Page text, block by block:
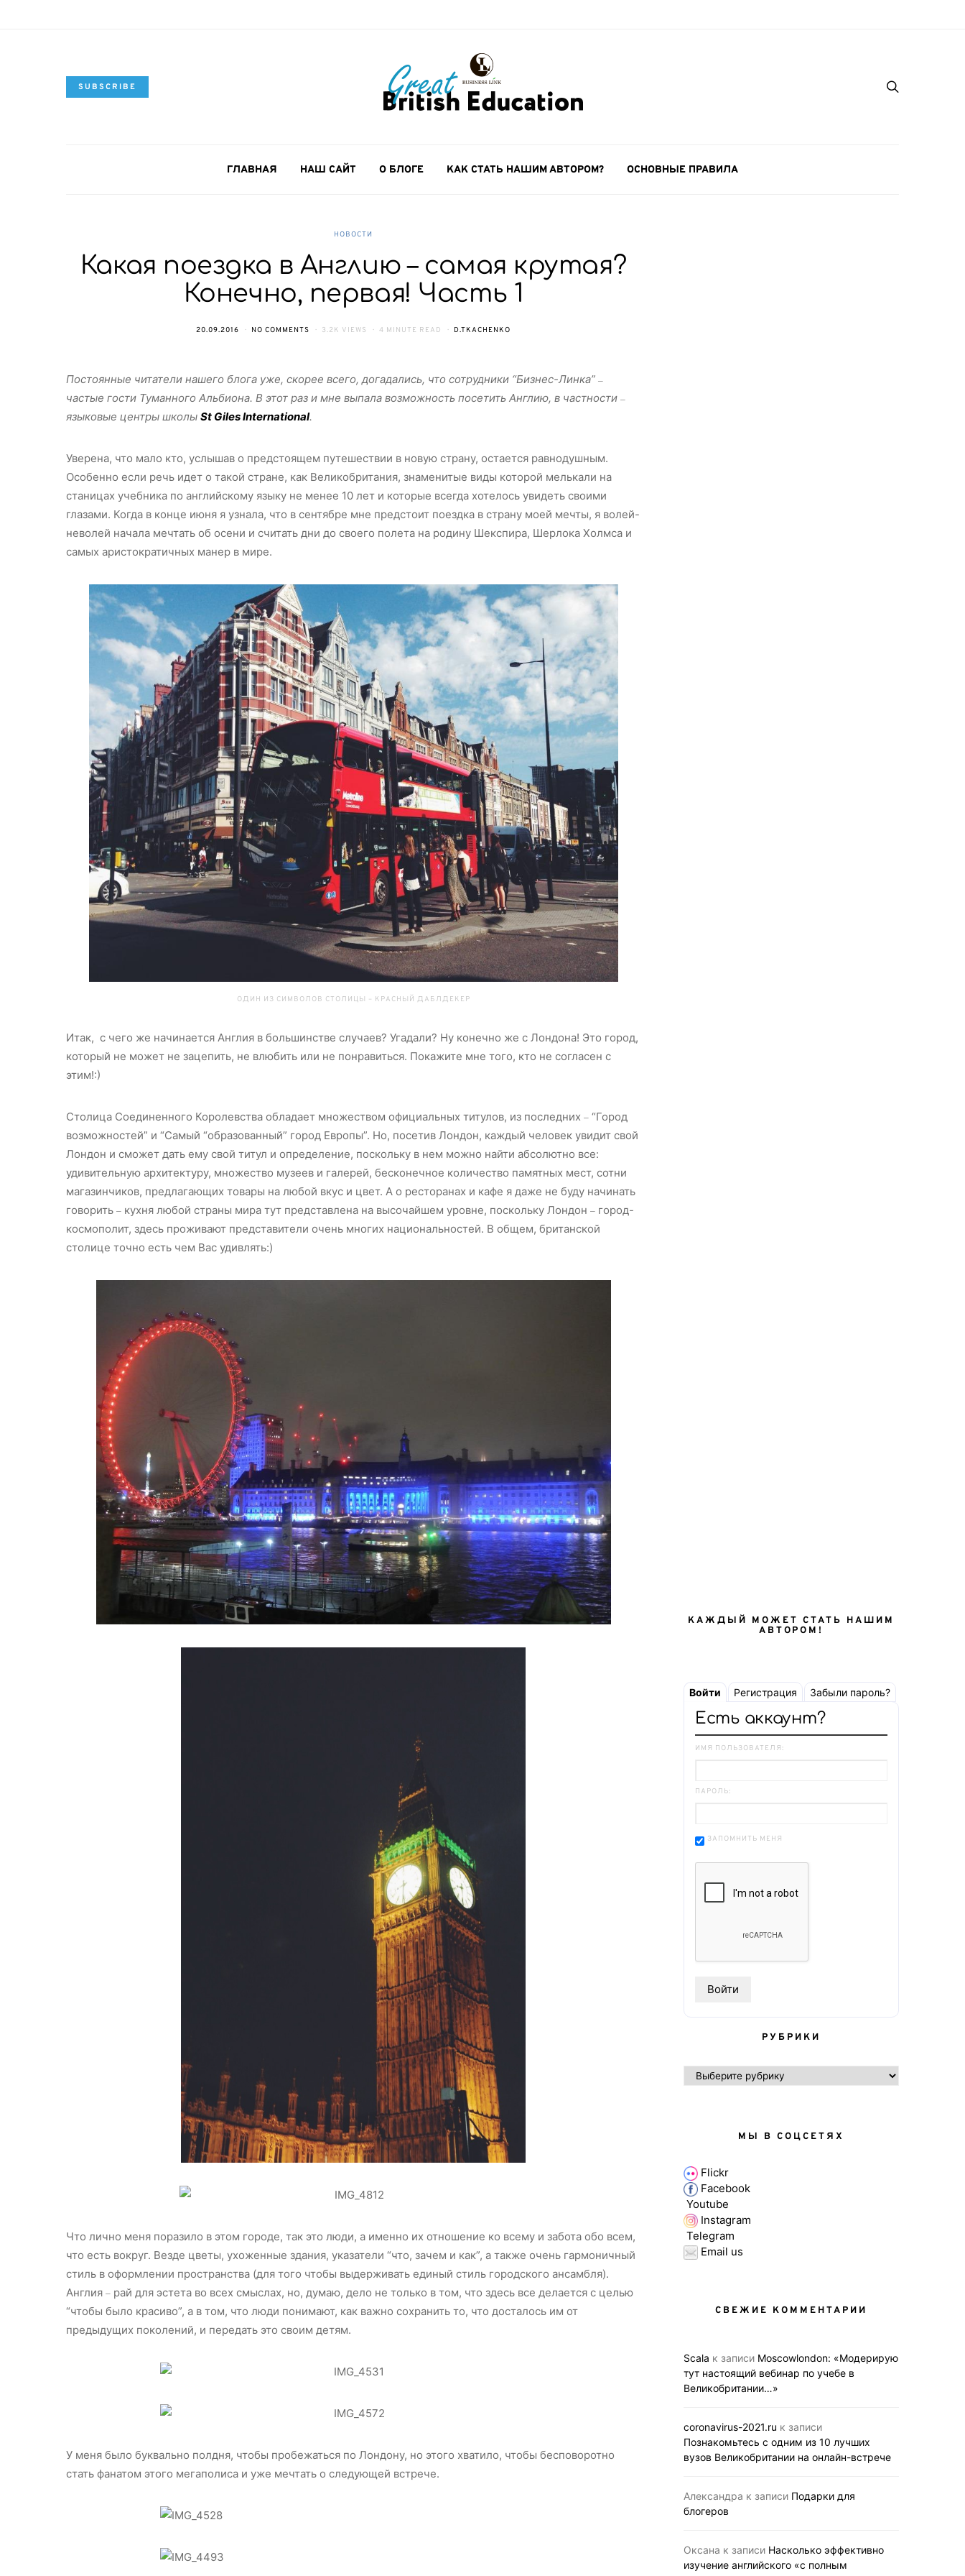
SUBSCRIBE
ГЛАВНАЯ НАШ САЙТ О БЛОГЕ КАК СТАТЬ НАШИМ АВТОРОМ? ОСНОВНЫЕ ПРАВИЛА
НОВОСТИ
Какая поездка в Англию – самая крутая?
Конечно, первая! Часть 1
20.09.2016 NO COMMENTS 3.2K VIEWS 4 MINUTE READ D.TKACHENKO
Постоянные читатели нашего блога уже, скорее всего, догадались, что сотрудники “Бизнес-Линка” –
частые гости Туманного Альбиона. В этот раз и мне выпала возможность посетить Англию, в частности –
языковые центры школы St Giles International.
Уверена, что мало кто, услышав о предстоящем путешествии в новую страну, остается равнодушным.
Особенно если речь идет о такой стране, как Великобритания, знаменитые виды которой мелькали на
станицах учебника по английскому языку не менее 10 лет и которые всегда хотелось увидеть своими
глазами. Когда в конце июня я узнала, что в сентябре мне предстоит поездка в страну моей мечты, я волей-
неволей начала мечтать об осени и считать дни до своего полета на родину Шекспира, Шерлока Холмса и
самых аристократичных манер в мире.
ОДИН ИЗ СИМВОЛОВ СТОЛИЦЫ – КРАСНЫЙ ДАБЛДЕКЕР
Итак, с чего же начинается Англия в большинстве случаев? Угадали? Ну конечно же с Лондона! Это город,
который не может не зацепить, не влюбить или не понравиться. Покажите мне того, кто не согласен с
этим!:)
Столица Соединенного Королевства обладает множеством официальных титулов, из последних – “Город
возможностей” и “Самый “образованный” город Европы”. Но, посетив Лондон, каждый человек увидит свой
Лондон и сможет дать ему свой титул и определение, поскольку в нем можно найти абсолютно все:
удивительную архитектуру, множество музеев и галерей, бесконечное количество памятных мест, сотни
магазинчиков, предлагающих товары на любой вкус и цвет. А о ресторанах и кафе я даже не буду начинать
говорить – кухня любой страны мира тут представлена на высочайшем уровне, поскольку Лондон – город-
космополит, здесь проживают представители очень многих национальностей. В общем, британской
столице точно есть чем Вас удивлять:)
Что лично меня поразило в этом городе, так это люди, а именно их отношение ко всему и забота обо всем,
что есть вокруг. Везде цветы, ухоженные здания, указатели “что, зачем и как”, а также очень гармоничный
стиль в оформлении пространства (для того чтобы выдерживать единый стиль городского ансамбля).
Англия – рай для эстета во всех смыслах, но, думаю, дело не только в том, что здесь все делается с целью
“чтобы было красиво”, а в том, что люди понимают, как важно сохранить то, что досталось им от
предыдущих поколений, и передать это своим детям.
У меня было буквально полдня, чтобы пробежаться по Лондону, но этого хватило, чтобы бесповоротно
стать фанатом этого мегаполиса и уже мечтать о следующей встрече.
КАЖДЫЙ МОЖЕТ СТАТЬ НАШИМ
АВТОРОМ!
Войти Регистрация Забыли пароль?
Есть аккаунт?
ИМЯ ПОЛЬЗОВАТЕЛЯ:
ПАРОЛЬ:
ЗАПОМНИТЬ МЕНЯ
РУБРИКИ
РУБРИКИ
МЫ В СОЦСЕТЯХ
Flickr
Facebook
Youtube
Instagram
Telegram
Email us
СВЕЖИЕ КОММЕНТАРИИ
Scala к записи Moscowlondon: «Модерирую
тут настоящий вебинар по учебе в
Великобритании…»
coronavirus-2021.ru к записи
Познакомьтесь с одним из 10 лучших
вузов Великобритании на онлайн-встрече
Александра к записи Подарки для
блогеров
Оксана к записи Насколько эффективно
изучение английского «с полным